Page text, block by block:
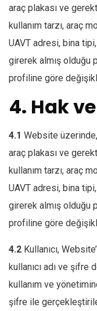
araç plakası ve
kullanım tarzı, araç
UAVT adresi, bina
girerek almış olduğu
profiline göre
4. Hak
4.1 Website üzerinde,
araç plakası ve
kullanım tarzı, araç
UAVT adresi, bina
girerek almış olduğu
profiline göre
4.2 Kullanıcı,
kullanıcı adı ve
kullanım ve
şifre ile